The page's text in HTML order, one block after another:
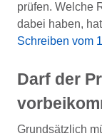
prüfen. Welche
dabei haben,
Schreiben vom
Darf der
Grundsätzlich